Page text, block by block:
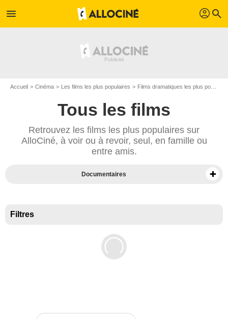
menu profil search
Accueil Cinéma Les films les plus populaires Films dramatiques les plus populaires
Tous les films
Retrouvez les films les plus populaires sur
AlloCiné, à voir ou à revoir, seul, en famille ou
entre amis.
Documentaires
Filtres